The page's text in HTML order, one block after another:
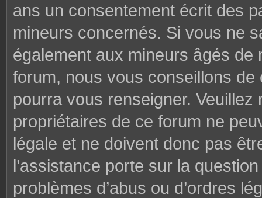
ans un consentement écrit des
mineurs concernés. Si vous ne
également aux mineurs âgés
forum, nous vous conseillons
pourra vous renseigner.
propriétaires de ce forum ne
légale et ne doivent donc pas
l’assistance porte sur la
problèmes d’abus ou d’ordres